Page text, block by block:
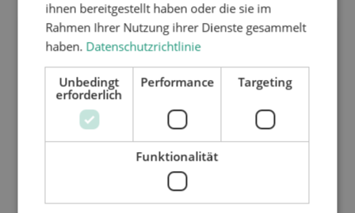
ATN HOELZEL LP
ihnen bereitgestellt haben oder die sie im
Rahmen Ihrer Nutzung ihrer Dienste gesammelt
haben. Datenschutzrichtlinie
Unbedingt
erforderlich
Performance Targeting
Funktionalität